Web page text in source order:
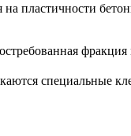
пластичности
фракция
специальные